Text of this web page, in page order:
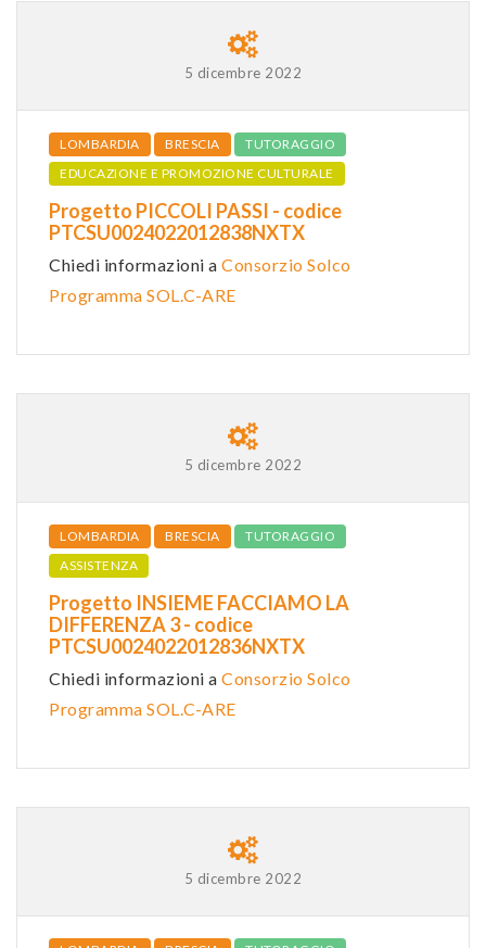
5 dicembre 2022
LOMBARDIA BRESCIA
TUTORAGGIO
EDUCAZIONE E PROMOZIONE CULTURALE
Progetto PICCOLI PASSI - codice
PTCSU0024022012838NXTX
Chiedi informazioni a Consorzio Solco
Programma SOL.C-ARE
5 dicembre 2022
LOMBARDIA BRESCIA
TUTORAGGIO
ASSISTENZA
Progetto INSIEME FACCIAMO LA
DIFFERENZA 3 - codice
PTCSU0024022012836NXTX
Chiedi informazioni a Consorzio Solco
Programma SOL.C-ARE
5 dicembre 2022